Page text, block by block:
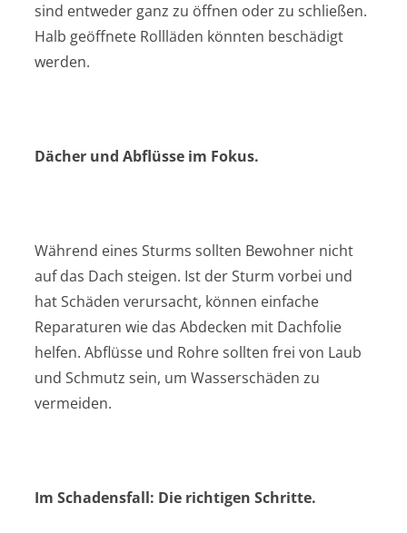
sind entweder ganz zu öffnen oder zu schließen.
Halb geöffnete Rollläden könnten beschädigt
werden.
Dächer und Abflüsse im Fokus.
Während eines Sturms sollten Bewohner nicht
auf das Dach steigen. Ist der Sturm vorbei und
hat Schäden verursacht, können einfache
Reparaturen wie das Abdecken mit Dachfolie
helfen. Abflüsse und Rohre sollten frei von Laub
und Schmutz sein, um Wasserschäden zu
vermeiden.
Im Schadensfall: Die richtigen Schritte.